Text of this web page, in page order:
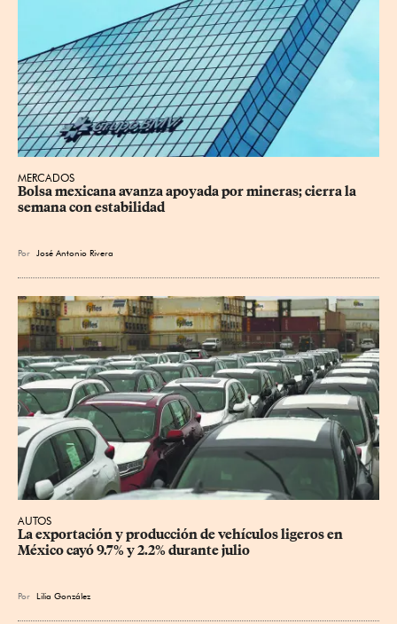
MERCADOS
Bolsa mexicana avanza apoyada por mineras; cierra la
semana con estabilidad
Por José Antonio Rivera
AUTOS
La exportación y producción de vehículos ligeros en
México cayó 9.7% y 2.2% durante julio
Por Lilia González